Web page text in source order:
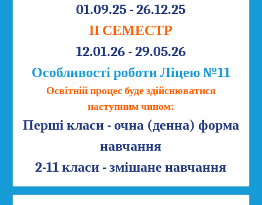
01.09.25 - 26.12.25
ІІ СЕМЕСТР
12.01.26 - 29.05.26
Особливості роботи Ліцею №11
Освітній процес буде здійснюватися
наступним чином:
Перші класи - очна (денна) форма
навчання
2-11 класи - змішане навчання